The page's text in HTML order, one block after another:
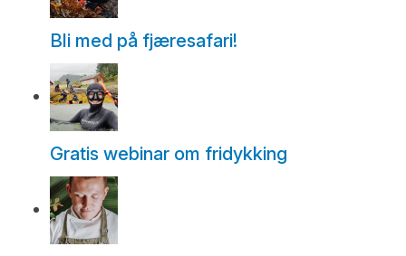
Bli med på fjæresafari!
Gratis webinar om fridykking